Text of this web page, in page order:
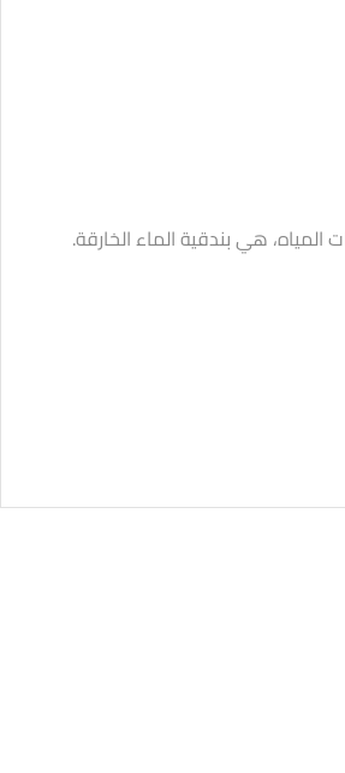
هي بندقية الماء الخارقة.